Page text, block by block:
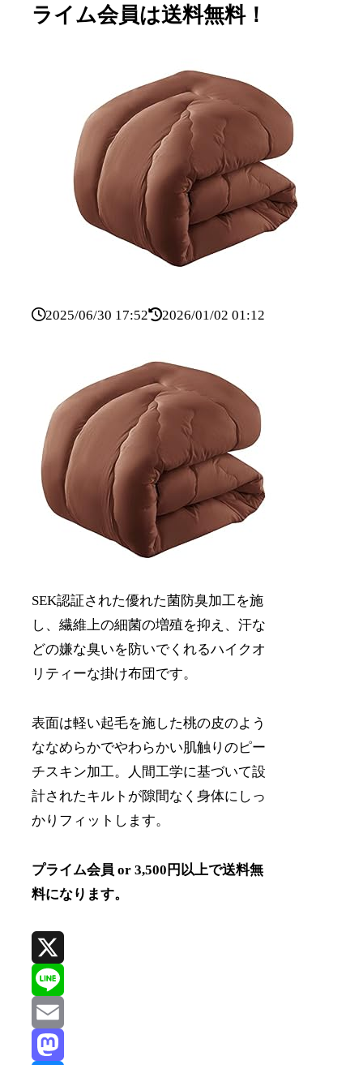
ライム会員は送料無料！
2025/06/30 17:52 2026/01/02 01:12
SEK認証された優れた菌防臭加工を施
し、繊維上の細菌の増殖を抑え、汗な
どの嫌な臭いを防いでくれるハイクオ
リティーな掛け布団です。
表面は軽い起毛を施した桃の皮のよう
ななめらかでやわらかい肌触りのピー
チスキン加工。人間工学に基づいて設
計されたキルトが隙間なく身体にしっ
かりフィットします。
プライム会員 or 3,500円以上で送料無
料になります。
X
Line
Email